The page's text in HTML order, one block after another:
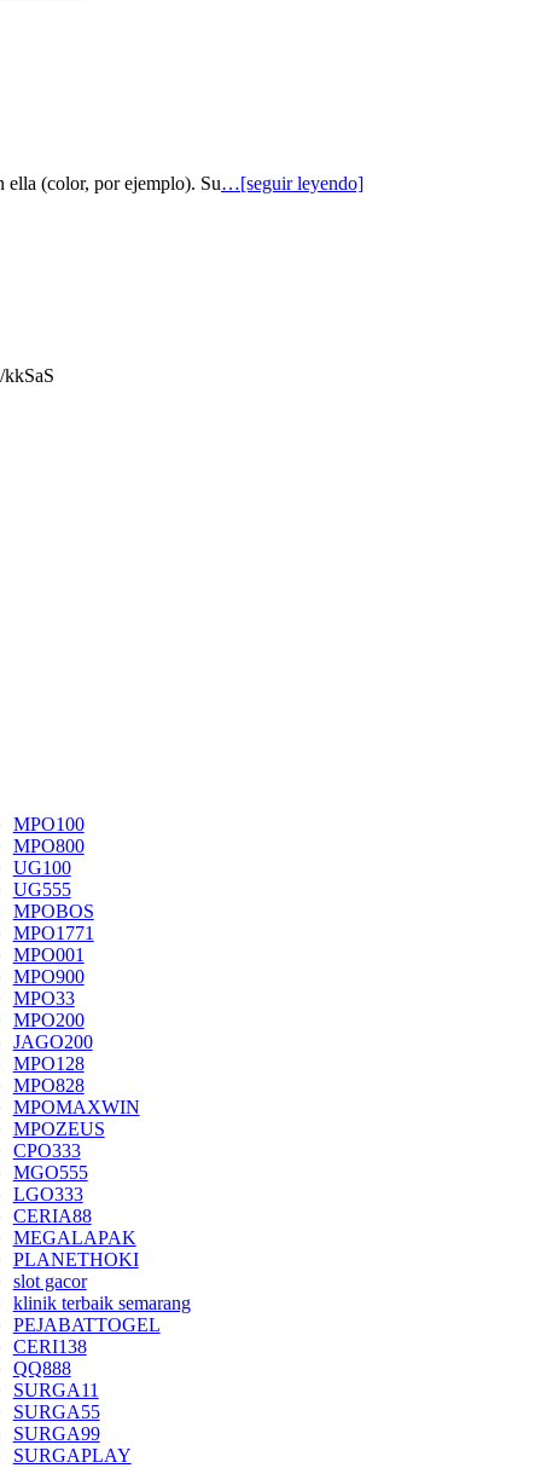
ella (color, por ejemplo). Su…[seguir leyendo]
kkSaS
MPO100
MPO800
UG100
UG555
MPOBOS
MPO1771
MPO001
MPO900
MPO33
MPO200
JAGO200
MPO128
MPO828
MPOMAXWIN
MPOZEUS
CPO333
MGO555
LGO333
CERIA88
MEGALAPAK
PLANETHOKI
slot gacor
klinik terbaik semarang
PEJABATTOGEL
CERI138
QQ888
SURGA11
SURGA55
SURGA99
SURGAPLAY